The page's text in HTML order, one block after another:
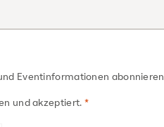
Eventinformationen abonnieren
und akzeptiert.